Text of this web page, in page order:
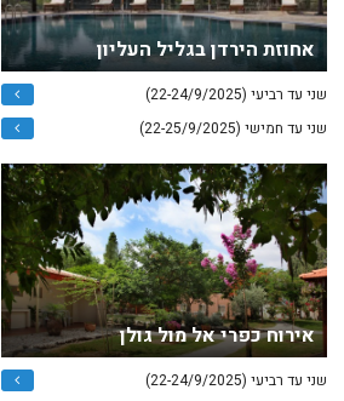
אחוזת הירדן בגליל העליון
שני עד רביעי (22-24/9/2025)
שני עד חמישי (22-25/9/2025)
אירוח כפרי אל מול גולן
שני עד רביעי (22-24/9/2025)